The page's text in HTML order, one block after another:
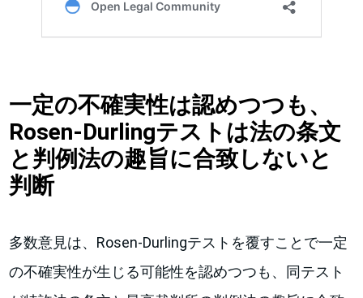
一定の不確実性は認めつつも、
Rosen-Durlingテストは法の条文
と判例法の趣旨に合致しないと
判断
多数意見は、Rosen-Durlingテストを覆すことで一定
の不確実性が生じる可能性を認めつつも、同テスト